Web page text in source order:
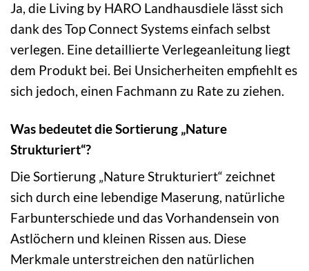
Ja, die Living by HARO Landhausdiele lässt sich
dank des Top Connect Systems einfach selbst
verlegen. Eine detaillierte Verlegeanleitung liegt
dem Produkt bei. Bei Unsicherheiten empfiehlt es
sich jedoch, einen Fachmann zu Rate zu ziehen.
Was bedeutet die Sortierung „Nature
Strukturiert“?
Die Sortierung „Nature Strukturiert“ zeichnet
sich durch eine lebendige Maserung, natürliche
Farbunterschiede und das Vorhandensein von
Astlöchern und kleinen Rissen aus. Diese
Merkmale unterstreichen den natürlichen